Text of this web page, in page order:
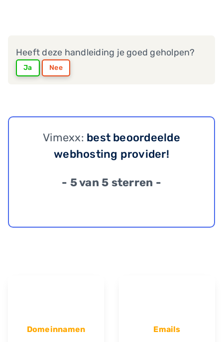
Heeft deze handleiding je goed geholpen?
Ja Nee
Vimexx: best beoordeelde
webhosting provider!
- 5 van 5 sterren -
Domeinnamen Emails